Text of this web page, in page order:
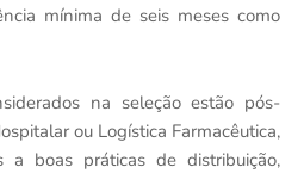
mínima de seis meses como
na seleção estão pós-
ou Logística Farmacêutica,
a boas práticas de distribuição,